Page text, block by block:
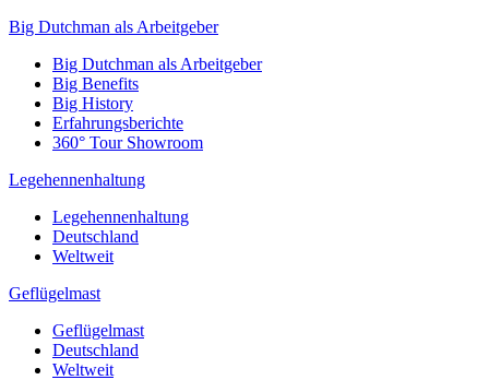
Big Dutchman als Arbeitgeber
Big Dutchman als Arbeitgeber
Big Benefits
Big History
Erfahrungsberichte
360° Tour Showroom
Legehennenhaltung
Legehennenhaltung
Deutschland
Weltweit
Geflügelmast
Geflügelmast
Deutschland
Weltweit